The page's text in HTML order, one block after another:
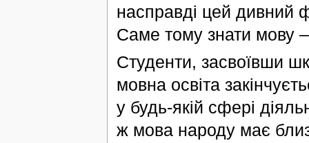
насправді цей дивний
Саме тому знати мову
Студенти, засвоївши
мовна освіта
у будь-якій сфері
ж мова народу має